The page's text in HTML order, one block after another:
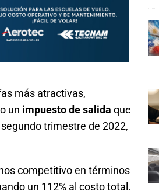
más atractivas,
un impuesto de salida que
trimestre de 2022,
competitivo en términos
un 112% al costo total.